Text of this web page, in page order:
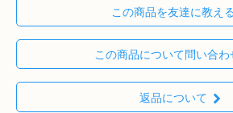
この商品を友達に教える
この商品について問い合わ
返品について